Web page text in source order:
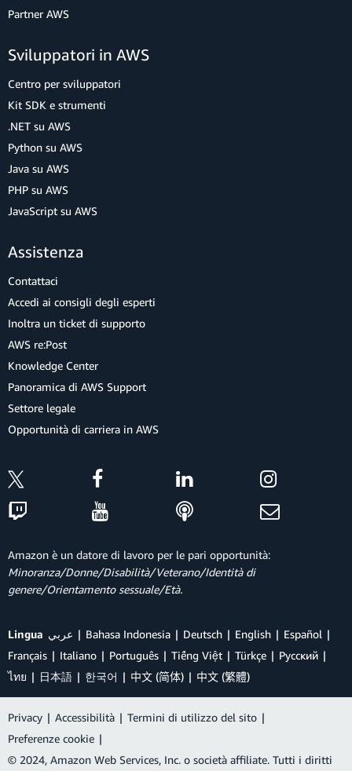
Partner AWS
Sviluppatori in AWS
Centro per sviluppatori
Kit SDK e strumenti
.NET su AWS
Python su AWS
Java su AWS
PHP su AWS
JavaScript su AWS
Assistenza
Contattaci
Accedi ai consigli degli esperti
Inoltra un ticket di supporto
AWS re:Post
Knowledge Center
Panoramica di AWS Support
Settore legale
Opportunità di carriera in AWS
Amazon è un datore di lavoro per le pari opportunità:
Minoranza/Donne/Disabilità/Veterano/Identità di
genere/Orientamento sessuale/Età.
Lingua عربي Bahasa Indonesia Deutsch English
Español
Français
Italiano Português Tiếng Việt Türkçe
Ρусский
ไทย
日本語 한국어 中文 (简体) 中文 (繁體)
Privacy | Accessibilità | Termini di utilizzo del sito |
Preferenze cookie |
© 2024, Amazon Web Services, Inc. o società affiliate. Tutti i diritti